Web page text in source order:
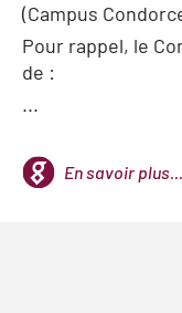
(Campus
Pour rappel, le
de :
...
En savoir plus...